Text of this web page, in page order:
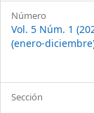
Número
Vol. 5 Núm. 1
(enero-
Sección